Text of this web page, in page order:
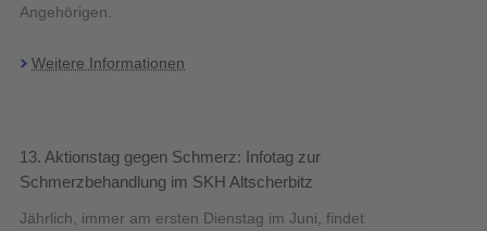
Angehörigen.
Weitere Informationen
13. Aktionstag gegen Schmerz: Infotag zur
Schmerzbehandlung im SKH Altscherbitz
Jährlich, immer am ersten Dienstag im Juni, findet